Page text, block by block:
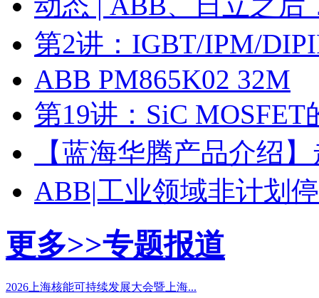
第2讲：IGBT/IPM/
ABB PM865K02 32M
第19讲：SiC
【蓝海华腾产品介绍
ABB|工业领域非计划
更多>>专题报道
2026上海核能可持续发展大会暨上海...